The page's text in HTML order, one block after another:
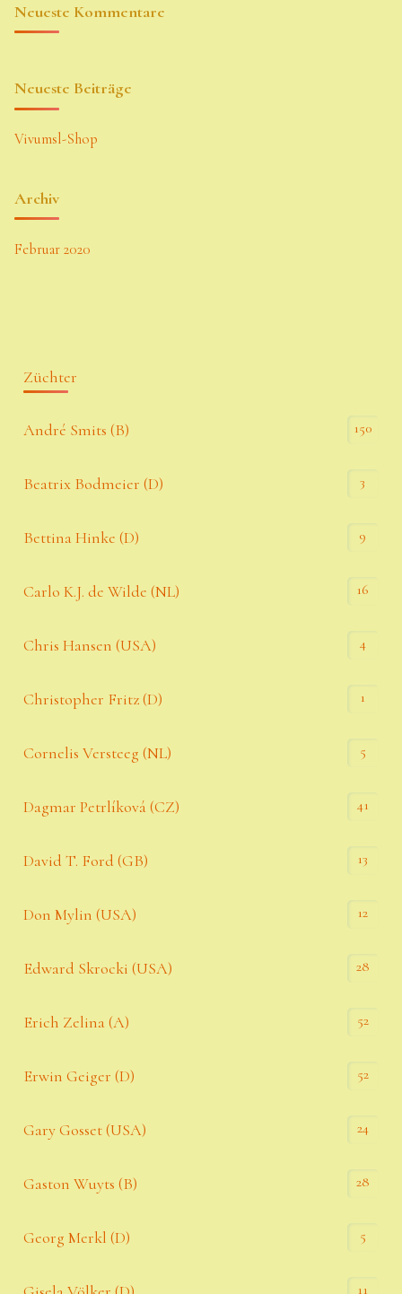
Neueste Kommentare
Neueste Beiträge
Vivumsl-Shop
Archiv
Februar 2020
Züchter
André Smits (B) 150
Beatrix Bodmeier (D) 3
Bettina Hinke (D) 9
Carlo K.J. de Wilde (NL) 16
Chris Hansen (USA) 4
Christopher Fritz (D) 1
Cornelis Versteeg (NL) 5
Dagmar Petrlíková (CZ) 41
David T. Ford (GB) 13
Don Mylin (USA) 12
Edward Skrocki (USA) 28
Erich Zelina (A) 52
Erwin Geiger (D) 52
Gary Gosset (USA) 24
Gaston Wuyts (B) 28
Georg Merkl (D) 5
11